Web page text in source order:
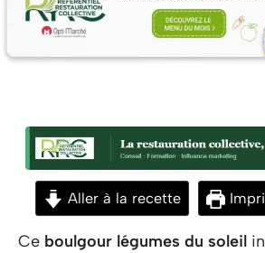
Aller à la recette
Ce boulgour légumes du soleil